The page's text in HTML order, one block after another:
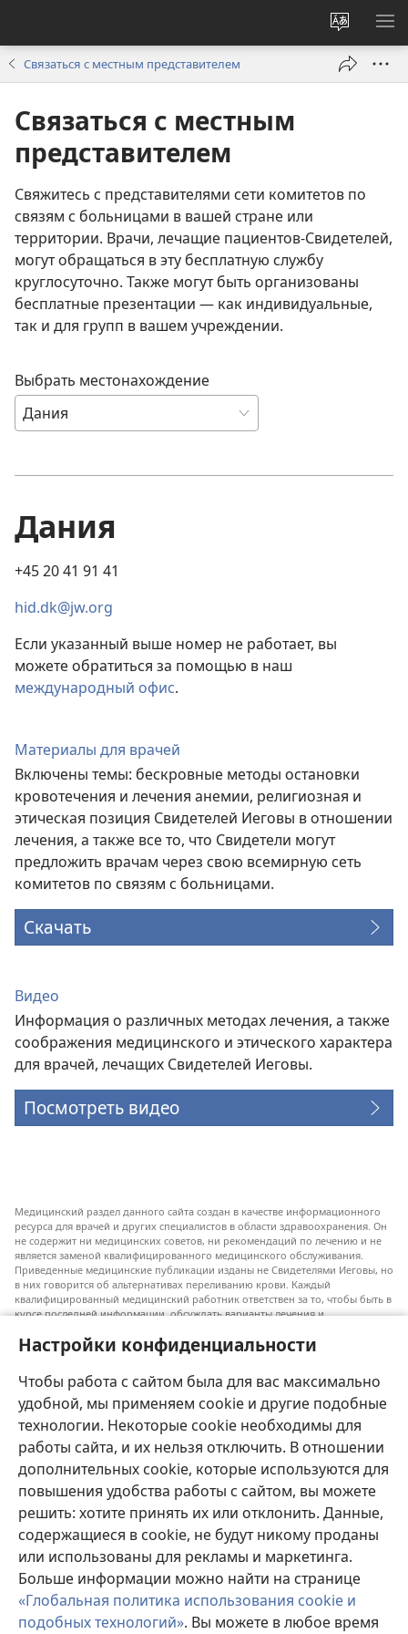
Настройки конфиденциальности
Чтобы работа с сайтом была для вас максимально
удобной, мы применяем cookie и другие подобные
технологии. Некоторые cookie необходимы для
работы сайта, и их нельзя отключить. В отношении
дополнительных cookie, которые используются для
повышения удобства работы с сайтом, вы можете
решить: хотите принять их или отклонить. Данные,
содержащиеся в cookie, не будут никому проданы
или использованы для рекламы и маркетинга.
Больше информации можно найти на странице
«Глобальная политика использования cookie и
подобных технологий». Вы можете в любое время
язык
сайта
Связаться с местным представителем
Связаться с местным
представителем
Свяжитесь с представителями сети комитетов по
связям с больницами в вашей стране или
территории. Врачи, лечащие пациентов-Свидетелей,
могут обращаться в эту бесплатную службу
круглосуточно. Также могут быть организованы
бесплатные презентации — как индивидуальные,
так и для групп в вашем учреждении.
Выбрать местонахождение
Дания
+45 20 41 91 41
hid.dk@jw.org
Если указанный выше номер не работает, вы
можете обратиться за помощью в наш
международный офис.
Материалы для врачей
Включены темы: бескровные методы остановки
кровотечения и лечения анемии, религиозная и
этическая позиция Свидетелей Иеговы в отношении
лечения, а также все то, что Свидетели могут
предложить врачам через свою всемирную сеть
комитетов по связям с больницами.
Скачать
Видео
Информация о различных методах лечения, а также
соображения медицинского и этического характера
для врачей, лечащих Свидетелей Иеговы.
Посмотреть видео
Медицинский раздел данного сайта создан в качестве информационного
ресурса для врачей и других специалистов в области здравоохранения. Он
не содержит ни медицинских советов, ни рекомендаций по лечению и не
является заменой квалифицированного медицинского обслуживания.
Приведенные медицинские публикации изданы не Свидетелями Иеговы, но
в них говорится об альтернативах переливанию крови. Каждый
квалифицированный медицинский работник ответствен за то, чтобы быть в
курсе последней информации, обсуждать варианты лечения и
с их состоянием, желаниями, ценностями и религиозными взглядами.
Не все перечисленные методы лечения подходят для каждого пациента.
Для пациентов. Всегда обращайтесь к врачу или другому
квалифицированному медицинскому работнику по вопросам, связанным с
вашим состоянием здоровья или методами лечения. Если вы заболели,
проконсультируйтесь с врачом.
Использование данного сайта определяется «Условиями использования».
Настроить внешний вид
Copyright© 2026 Watch Tower Bible and Tract Society of Pennsylvania.